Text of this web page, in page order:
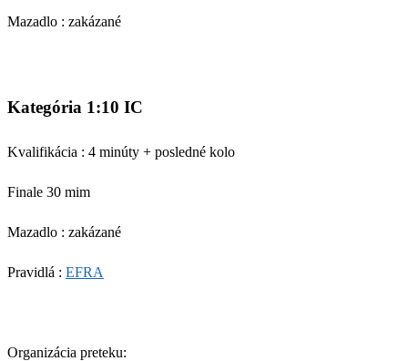
Mazadlo : zakázané
Kategória 1:10 IC
Kvalifikácia : 4 minúty + posledné kolo
Finale 30 mim
Mazadlo : zakázané
Pravidlá : EFRA
Organizácia preteku: